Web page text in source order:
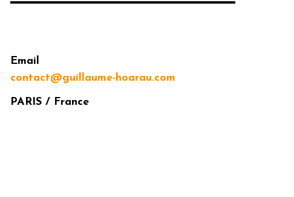
Email
contact@guillaume-hoarau.com
PARIS / France